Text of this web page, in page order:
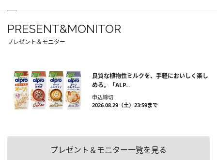
PRESENT&MONITOR
プレゼント＆モニター
良質な植物性ミルクを、手軽においしく楽し
める。「ALP...
申込締切
2026.08.29（土）23:59まで
プレゼント＆モニター一覧を見る